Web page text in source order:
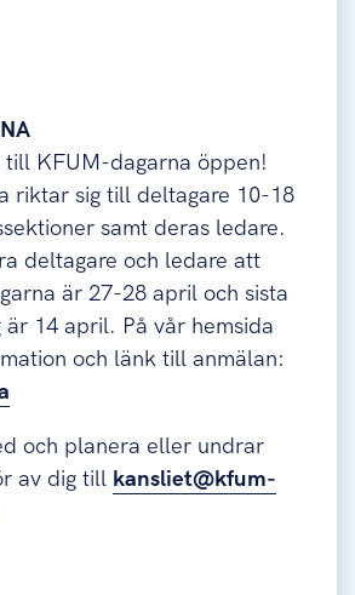
till KFUM-dagarna öppen!
riktar sig till deltagare 10-18
samt deras ledare.
deltagare och ledare att
är 27-28 april och sista
är 14 april. På vår hemsida
och länk till anmälan:
och planera eller undrar
av dig till kansliet@kfum-